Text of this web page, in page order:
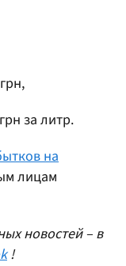
за литр.
на
лицам
новостей – в
!